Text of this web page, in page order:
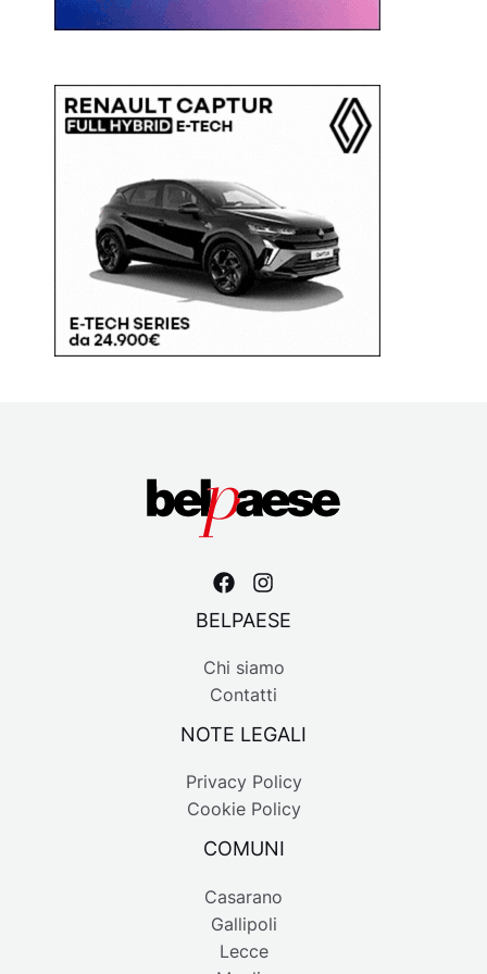
BELPAESE
Chi siamo
Contatti
NOTE LEGALI
Privacy Policy
Cookie Policy
COMUNI
Casarano
Gallipoli
Lecce